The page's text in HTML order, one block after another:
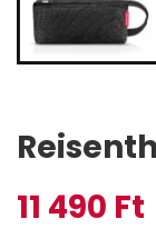
11 490 Ft